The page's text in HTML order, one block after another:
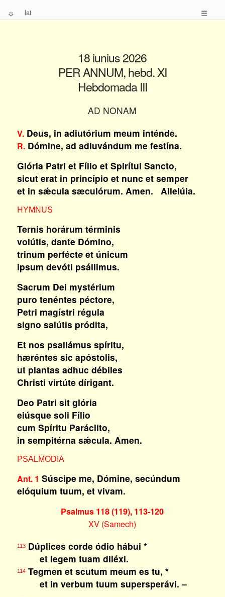
☼ lat ☰
18 iunius 2026
PER ANNUM, hebd. XI
Hebdomada III
AD NONAM
V.Deus, in adiutórium meum inténde.
R.Dómine, ad adiuvándum me festína.
Glória Patri et Fílio et Spirítui Sancto,
sicut erat in princípio et nunc et semper
et in sǽcula sæculórum. Amen. Allelúia.
HYMNUS
Ternis horárum términis
volútis, dante Dómino,
trinum perfécteet únicum
ipsum devóti psállimus.
Sacrum Dei mystérium
puro tenéntes péctore,
Petri magístri régula
signo salútis pródita,
Et nos psallámus spíritu,
hæréntes sic apóstolis,
ut plantas adhuc débiles
Christi virtúte dírigant.
Deo Patri sit glória
eiúsque soli Fílio
cum Spíritu Paráclito,
in sempitérna sǽcula. Amen.
PSALMODIA
Ant. 1 Súscipe me, Dómine, secúndum
elóquium tuum, et vivam.
Psalmus 118 (119), 113-120
XV (Samech)
113Dúplices corde ódio hábui *
et legem tuam diléxi.
114Tegmen et scutum meum es tu, *
et in verbum tuum supersperávi. –